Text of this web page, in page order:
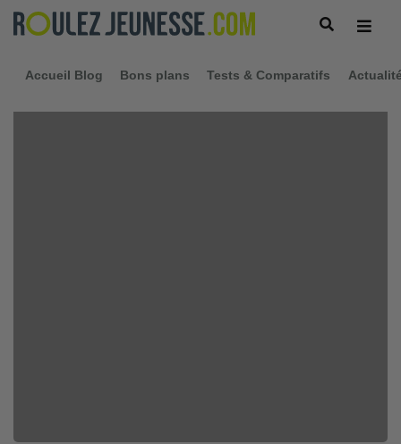
Accueil Blog Bons plans Tests & Comparatifs